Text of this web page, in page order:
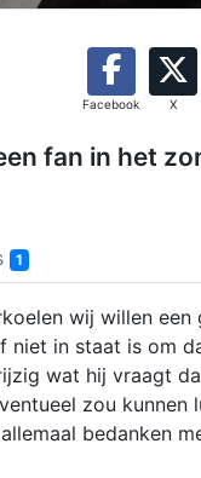
Facebook X
fan in het
1
wij willen
niet in staat is om
wat hij vraagt
zou
bedanken